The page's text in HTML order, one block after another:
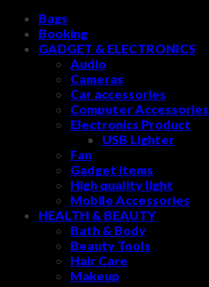
Bags
Booking
GADGET & ELECTRONICS
Audio
Cameras
Car accessories
Computer Accessories
Electronics Product
USB Lighter
Fan
Gadget items
High quality light
Mobile Accessories
HEALTH & BEAUTY
Bath & Body
Beauty Tools
Hair Care
Makeup